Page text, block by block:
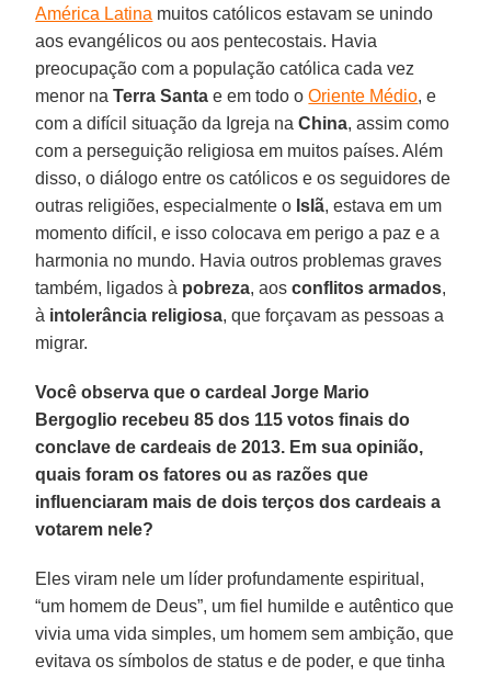
América Latina muitos católicos estavam se unindo
aos evangélicos ou aos pentecostais. Havia
preocupação com a população católica cada vez
menor naTerra Santa e em todo oOriente Médio, e
com a difícil situação da Igreja naChina, assim como
com a perseguição religiosa em muitos países. Além
disso, o diálogo entre os católicos e os seguidores de
outras religiões, especialmente o Islã, estava em um
momento difícil, e isso colocava em perigo a paz e a
harmonia no mundo. Havia outros problemas graves
também, ligados à pobreza, aosconflitos armados,
à intolerância religiosa, que forçavam as pessoas a
migrar.
Você observa que o cardeal Jorge Mario
Bergoglio recebeu 85 dos 115 votos finais do
conclave de cardeais de 2013. Em sua opinião,
quais foram os fatores ou as razões que
influenciaram mais de dois terços dos cardeais a
votarem nele?
Eles viram nele um líder profundamente espiritual,
“um homem de Deus”, um fiel humilde e autêntico que
vivia uma vida simples, um homem sem ambição, que
evitava os símbolos de status e de poder, e que tinha